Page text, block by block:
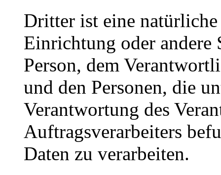
Dritter ist eine
Einrichtung oder andere
Person, dem
und den Personen, die
Verantwortung des
Auftragsverarbeiters
Daten zu verarbeiten.